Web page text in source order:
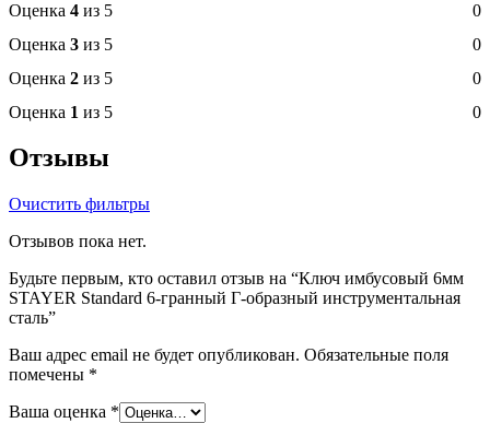
Оценка 4 из 5
0
Оценка 3 из 5
0
Оценка 2 из 5
0
Оценка 1 из 5 0
Отзывы
Очистить фильтры
Отзывов пока нет.
Будьте первым, кто оставил отзыв на “Ключ имбусовый 6мм
STAYER Standard 6-гранный Г-образный инструментальная
сталь”
Ваш адрес email не будет опубликован. Обязательные поля
помечены *
Ваша оценка *